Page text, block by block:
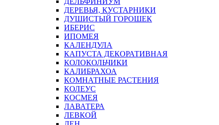
ДЕРЕВЬЯ, КУСТАРНИКИ
ДУШИСТЫЙ ГОРОШЕК
ИБЕРИС
ИПОМЕЯ
КАЛЕНДУЛА
КАПУСТА ДЕКОРАТИВНАЯ
КОЛОКОЛЬЧИКИ
КАЛИБРАХОА
КОМНАТНЫЕ РАСТЕНИЯ
КОЛЕУС
КОСМЕЯ
ЛАВАТЕРА
ЛЕВКОЙ